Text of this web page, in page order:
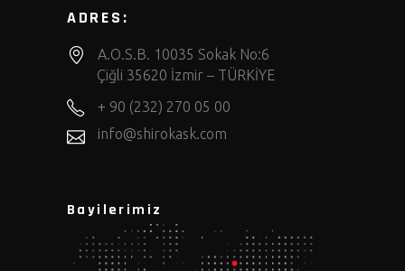
ADRES:
A.O.S.B. 10035 Sokak No:6
Çiğli 35620 İzmir – TÜRKİYE
+ 90 (232) 270 05 00
info@shirokask.com
Bayilerimiz